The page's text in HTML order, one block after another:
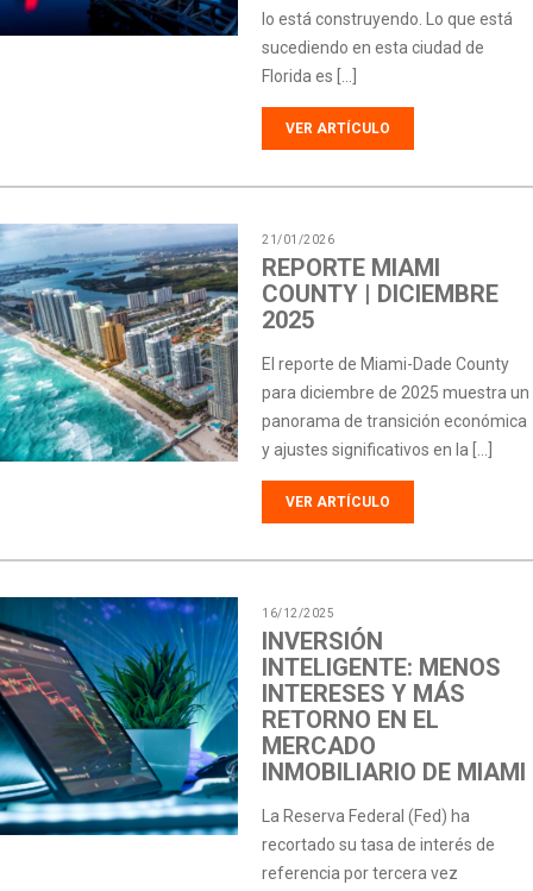
lo está construyendo. Lo que está
sucediendo en esta ciudad de
Florida es […]
VER ARTÍCULO
21/01/2026
REPORTE MIAMI
COUNTY | DICIEMBRE
2025
El reporte de Miami-Dade County
para diciembre de 2025 muestra un
panorama de transición económica
y ajustes significativos en la […]
VER ARTÍCULO
16/12/2025
INVERSIÓN
INTELIGENTE: MENOS
INTERESES Y MÁS
RETORNO EN EL
MERCADO
INMOBILIARIO DE MIAMI
La Reserva Federal (Fed) ha
recortado su tasa de interés de
referencia por tercera vez